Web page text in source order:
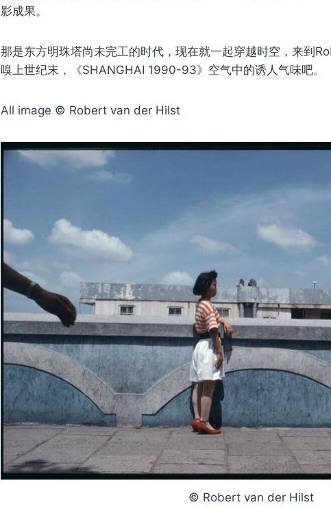
影成果。
那是东方明珠塔尚未完工的时代，现在就一起穿越时空，来到
嗅上世纪末，《SHANGHAI 1990-93》空气中的诱人气味吧。
All image © Robert van der Hilst
© Robert van der Hilst